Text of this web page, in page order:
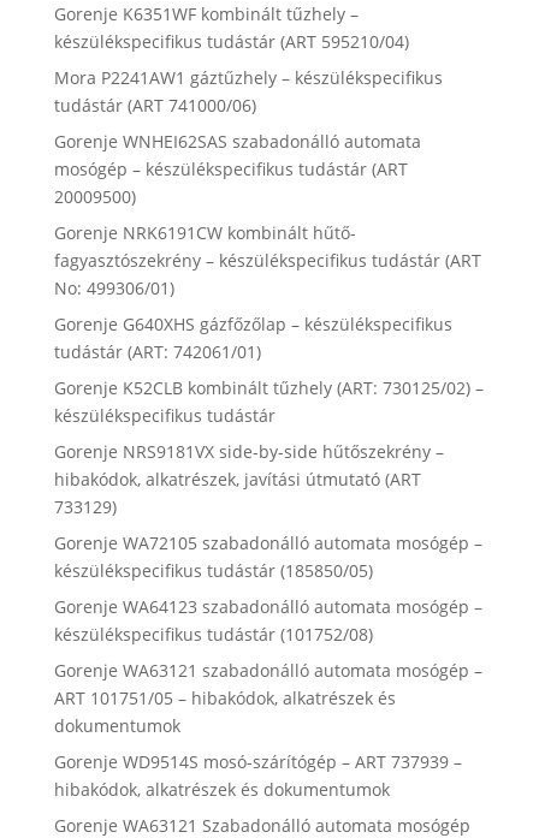
Gorenje K6351WF kombinált tűzhely –
készülékspecifikus tudástár (ART 595210/04)
Mora P2241AW1 gáztűzhely – készülékspecifikus
tudástár (ART 741000/06)
Gorenje WNHEI62SAS szabadonálló automata
mosógép – készülékspecifikus tudástár (ART
20009500)
Gorenje NRK6191CW kombinált hűtő-
fagyasztószekrény – készülékspecifikus tudástár (ART
No: 499306/01)
Gorenje G640XHS gázfőzőlap – készülékspecifikus
tudástár (ART: 742061/01)
Gorenje K52CLB kombinált tűzhely (ART: 730125/02) –
készülékspecifikus tudástár
Gorenje NRS9181VX side-by-side hűtőszekrény –
hibakódok, alkatrészek, javítási útmutató (ART
733129)
Gorenje WA72105 szabadonálló automata mosógép –
készülékspecifikus tudástár (185850/05)
Gorenje WA64123 szabadonálló automata mosógép –
készülékspecifikus tudástár (101752/08)
Gorenje WA63121 szabadonálló automata mosógép –
ART 101751/05 – hibakódok, alkatrészek és
dokumentumok
Gorenje WD9514S mosó-szárítógép – ART 737939 –
hibakódok, alkatrészek és dokumentumok
Gorenje WA63121 Szabadonálló automata mosógép